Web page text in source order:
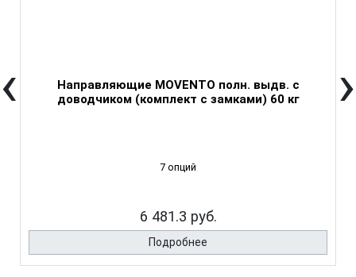
Направляющие MOVENTO полн. выдв. с
доводчиком (комплект с замками) 60 кг
7 опций
6 481.3 руб.
Подробнее
‹ ›